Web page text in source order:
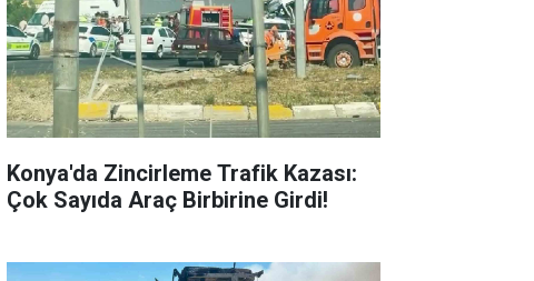
Konya'da Zincirleme Trafik Kazası:
Çok Sayıda Araç Birbirine Girdi!